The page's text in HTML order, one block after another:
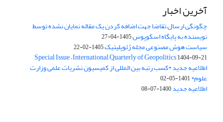
آخرین اخبار
چگونگی ارسال تقاضا جهت اضافه کردن یک مقاله نمایان نشده توسط
نویسنده به پایگاه اسکوپوس1405-04-27
سیاست هوش مصنوعی مجله ژئوپلیتیک1405-02-22
Special Issue – International Quarterly of Geopolitics1404-09-21
اطلاعیه جدید *کسب رتبه بین المللی از کمیسیون نشریات علمی وزارت
علوم*1401-05-02
اطلاعیه جدید1400-07-08